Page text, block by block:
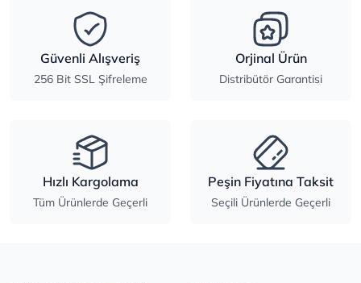
Güvenli Alışveriş
256 Bit SSL Şifreleme
Orjinal Ürün
Distribütör Garantisi
Hızlı Kargolama
Tüm Ürünlerde Geçerli
Peşin Fiyatına Taksit
Seçili Ürünlerde Geçerli